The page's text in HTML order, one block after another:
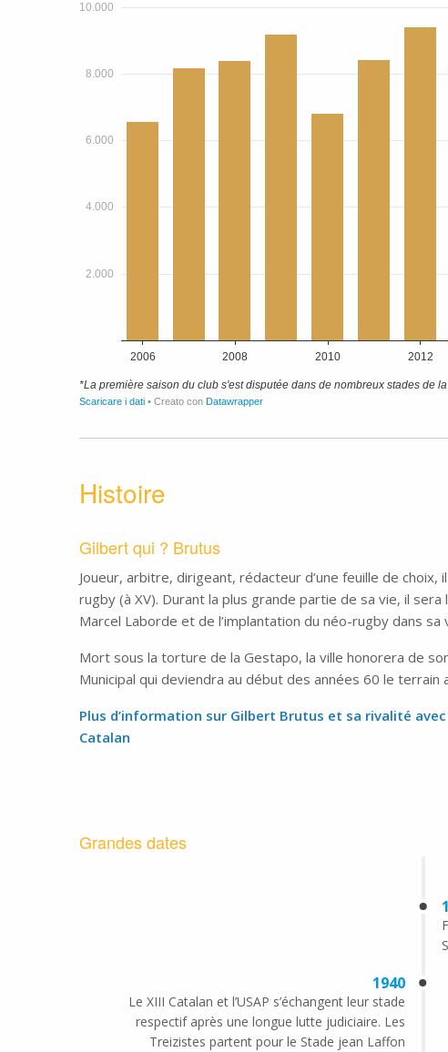
Histoire
Gilbert qui ? Brutus
Joueur, arbitre, dirigeant, rédacteur d’une feuille de choix,
rugby (à XV). Durant la plus grande partie de sa vie, il
Marcel Laborde et de l’implantation du néo-rugby dans sa
Mort sous la torture de la Gestapo, la ville honorera de
Municipal qui deviendra au début des années 60 le
Plus d’information sur Gilbert Brutus et sa rivalité
Catalan
Grandes dates
1940
Le XIII Catalan et l’USAP s’échangent leur stade
respectif après une longue lutte judiciaire. Les
Treizistes partent pour le Stade jean Laffon